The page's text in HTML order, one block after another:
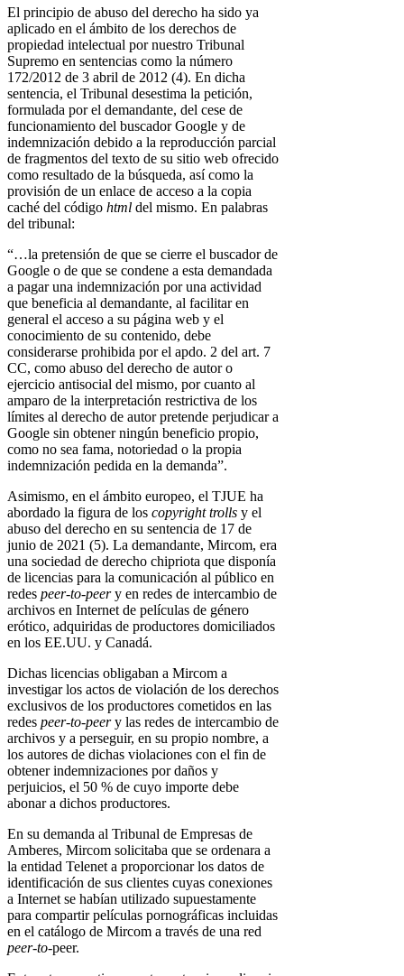
El principio de abuso del derecho ha sido ya
aplicado en el ámbito de los derechos de
propiedad intelectual por nuestro Tribunal
Supremo en sentencias como la número
172/2012 de 3 abril de 2012 (4). En dicha
sentencia, el Tribunal desestima la petición,
formulada por el demandante, del cese de
funcionamiento del buscador Google y de
indemnización debido a la reproducción parcial
de fragmentos del texto de su sitio web ofrecido
como resultado de la búsqueda, así como la
provisión de un enlace de acceso a la copia
caché del código html del mismo. En palabras
del tribunal:
“…la pretensión de que se cierre el buscador de
Google o de que se condene a esta demandada
a pagar una indemnización por una actividad
que beneficia al demandante, al facilitar en
general el acceso a su página web y el
conocimiento de su contenido, debe
considerarse prohibida por el apdo. 2 del art. 7
CC, como abuso del derecho de autor o
ejercicio antisocial del mismo, por cuanto al
amparo de la interpretación restrictiva de los
límites al derecho de autor pretende perjudicar a
Google sin obtener ningún beneficio propio,
como no sea fama, notoriedad o la propia
indemnización pedida en la demanda”.
Asimismo, en el ámbito europeo, el TJUE ha
abordado la figura de los copyright trolls y el
abuso del derecho en su sentencia de 17 de
junio de 2021 (5). La demandante, Mircom, era
una sociedad de derecho chipriota que disponía
de licencias para la comunicación al público en
redes peer-to-peery en redes de intercambio de
archivos en Internet de películas de género
erótico, adquiridas de productores domiciliados
en los EE.UU. y Canadá.
Dichas licencias obligaban a Mircom a
investigar los actos de violación de los derechos
exclusivos de los productores cometidos en las
redes peer-to-peery las redes de intercambio de
archivos y a perseguir, en su propio nombre, a
los autores de dichas violaciones con el fin de
obtener indemnizaciones por daños y
perjuicios, el 50 % de cuyo importe debe
abonar a dichos productores.
En su demanda al Tribunal de Empresas de
Amberes, Mircom solicitaba que se ordenara a
la entidad Telenet a proporcionar los datos de
identificación de sus clientes cuyas conexiones
a Internet se habían utilizado supuestamente
para compartir películas pornográficas incluidas
en el catálogo de Mircom a través de una red
peer-to-peer.